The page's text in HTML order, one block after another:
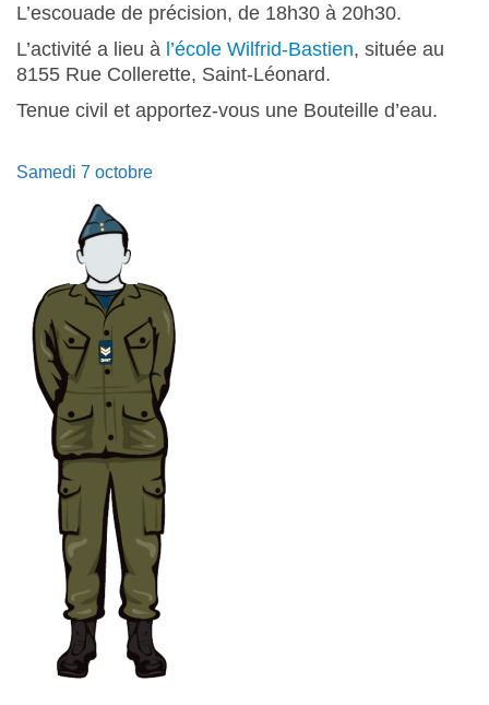
L’escouade de précision, de 18h30 à 20h30.
L’activité a lieu à l’école Wilfrid-Bastien, située au
8155 Rue Collerette, Saint-Léonard.
Tenue civil et apportez-vous une Bouteille d’eau.
Samedi 7 octobre